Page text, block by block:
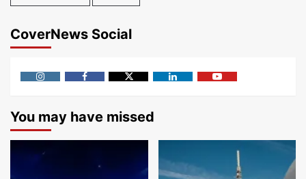
CoverNews Social
You may have missed